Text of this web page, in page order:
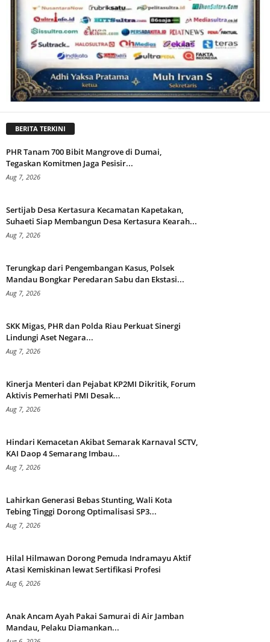
BERITA TERKINI
PHR Tanam 700 Bibit Mangrove di Dumai,
Tegaskan Komitmen Jaga Pesisir...
Aug 7, 2026
Sertijab Desa Kertasura Kecamatan Kapetakan,
Suhaeti Siap Membangun Desa Kertasura Kearah...
Aug 7, 2026
Terungkap dari Pengembangan Kasus, Polsek
Mandau Bongkar Peredaran Sabu dan Ekstasi...
Aug 7, 2026
SKK Migas, PHR dan Polda Riau Perkuat Sinergi
Lindungi Aset Negara...
Aug 7, 2026
Kinerja Menteri dan Pejabat KP2MI Dikritik, Forum
Aktivis Pemerhati PMI Desak...
Aug 7, 2026
Hindari Kemacetan Akibat Semarak Karnaval SCTV,
KAI Daop 4 Semarang Imbau...
Aug 7, 2026
Lahirkan Generasi Bebas Stunting, Wali Kota
Tebing Tinggi Dorong Optimalisasi SP3...
Aug 7, 2026
Hilal Hilmawan Dorong Pemuda Indramayu Aktif
Atasi Kemiskinan lewat Sertifikasi Profesi
Aug 6, 2026
Anak Ancam Ayah Pakai Samurai di Air Jamban
Mandau, Pelaku Diamankan...